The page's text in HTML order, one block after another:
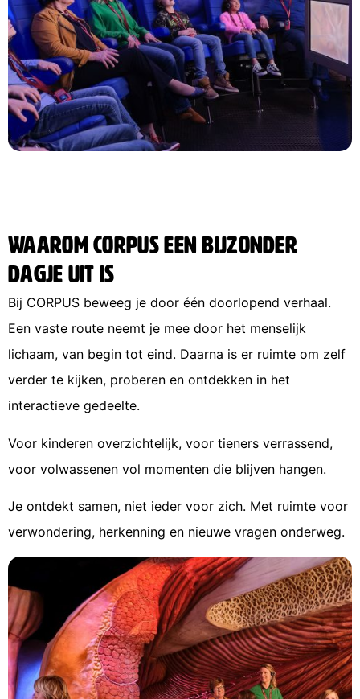
Waarom CORPUS een bijzonder
dagje uit is
Bij CORPUS beweeg je door één doorlopend verhaal.
Een vaste route neemt je mee door het menselijk
lichaam, van begin tot eind. Daarna is er ruimte om zelf
verder te kijken, proberen en ontdekken in het
interactieve gedeelte.
Voor kinderen overzichtelijk, voor tieners verrassend,
voor volwassenen vol momenten die blijven hangen.
Je ontdekt samen, niet ieder voor zich. Met ruimte voor
verwondering, herkenning en nieuwe vragen onderweg.